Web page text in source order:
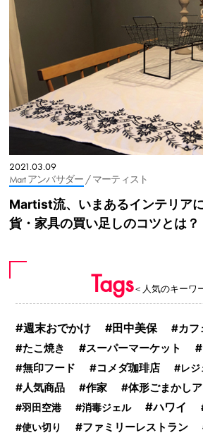
2021.03.09
Mart アンバサダー / マーティスト
Martist流、いまあるインテリア
貨・家具の買い足しのコツとは？
Tags＜人気のキーワ
週末おでかけ 田中美保
カフ
たこ焼き
スーパーマーケット
無印フード コメダ珈琲店 レ
人気商品 作家 体形ごまかし
羽田空港
消毒ジェル ハワイ
使い切り ファミリーレストラン